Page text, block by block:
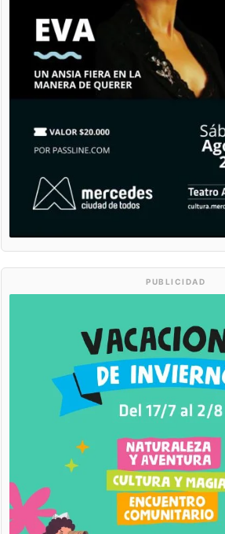
PUBLICIDAD